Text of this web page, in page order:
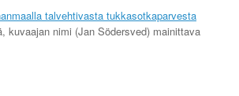
talvehtivasta tukkasotkaparvesta
kuvaajan nimi (Jan Södersved) mainittava